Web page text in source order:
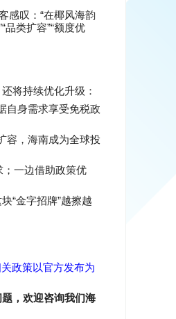
感叹： “在椰风海韵
品类扩容”“额度优
将持续优化升级：
自身需求享受免税政
容，海南成为全球投
；一边借助政策优
块“金字招牌”越擦越
政策以官方发布为
，欢迎咨询我们海